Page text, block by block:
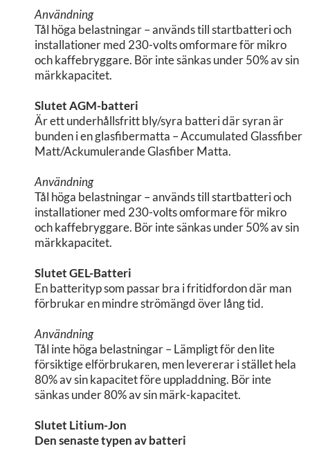
Användning
Tål höga belastningar – används till startbatteri och
installationer med 230-volts omformare för mikro
och kaffebryggare. Bör inte sänkas under 50% av sin
märkkapacitet.
Slutet AGM-batteri
Är ett underhållsfritt bly/syra batteri där syran är
bunden i en glasfibermatta – Accumulated Glassfiber
Matt/Ackumulerande Glasfiber Matta.
Användning
Tål höga belastningar – används till startbatteri och
installationer med 230-volts omformare för mikro
och kaffebryggare. Bör inte sänkas under 50% av sin
märkkapacitet.
Slutet GEL-Batteri
En batterityp som passar bra i fritidfordon där man
förbrukar en mindre strömängd över lång tid.
Användning
Tål inte höga belastningar – Lämpligt för den lite
försiktige elförbrukaren, men levererar i stället hela
80% av sin kapacitet före uppladdning. Bör inte
sänkas under 80% av sin märk-kapacitet.
Slutet Litium-Jon
Den senaste typen av batteri